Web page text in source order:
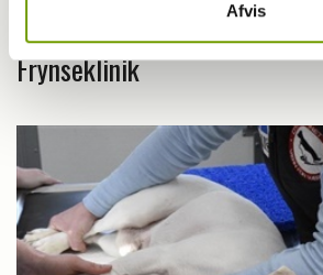
Afvis
20.000 kroner fra
Frynseklinik